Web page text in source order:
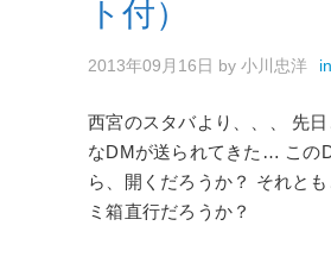
ト付）
2013年09月16日 by 小川忠洋 in
西宮のスタバより、、、 先
なDMが送られてきた… この
ら、開くだろうか？ それと
ミ箱直行だろうか？